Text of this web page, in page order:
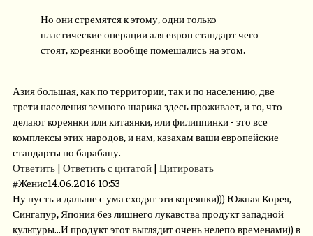
Но они стремятся к этому, одни только
пластические операции аля европ стандарт чего
стоят, кореянки вообще помешались на этом.
Азия большая, как по территории, так и по населению, две
трети населения земного шарика здесь проживает, и то, что
делают кореянки или китаянки, или филиппинки - это все
комплексы этих народов, и нам, казахам ваши европейские
стандарты по барабану.
Ответить | Ответить с цитатой | Цитировать
#Женис14.06.2016 10:53
Ну пусть и дальше с ума сходят эти кореянки))) Южная Корея,
Сингапур, Япония без лишнего лукавства продукт западной
культуры...И продукт этот выглядит очень нелепо временами)) в